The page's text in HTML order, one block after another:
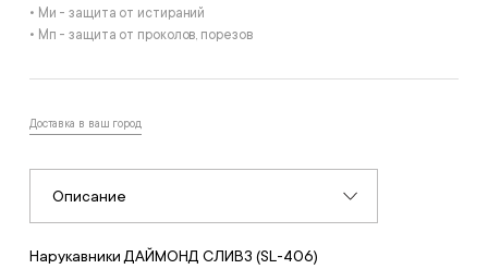
• Ми - защита от истираний
• Мп - защита от проколов, порезов
Доставка в ваш город
Описание
Нарукавники ДАЙМОНД СЛИВЗ (SL-406)